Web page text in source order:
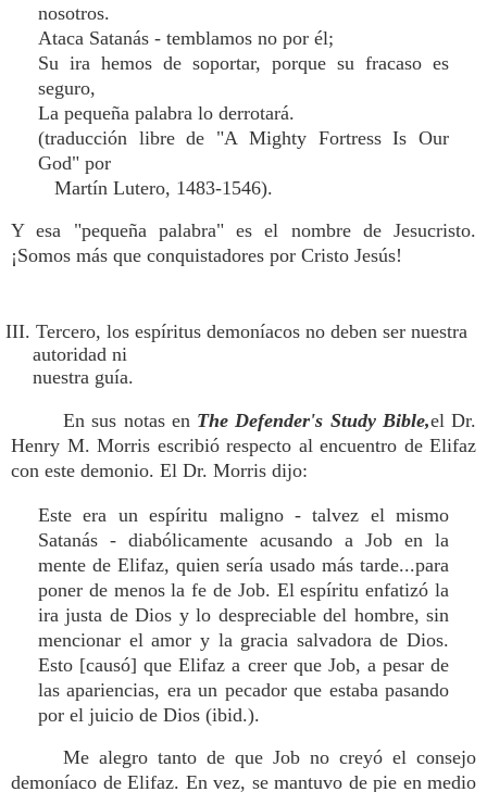
nosotros.
Ataca Satanás - temblamos no por él;
Su ira hemos de soportar, porque su fracaso es
seguro,
La pequeña palabra lo derrotará.
(traducción libre de "A Mighty Fortress Is Our
God" por
Martín Lutero, 1483-1546).
Y esa "pequeña palabra" es el nombre de Jesucristo.
¡Somos más que conquistadores por Cristo Jesús!
III. Tercero, los espíritus demoníacos no deben ser nuestra
autoridad ni
nuestra guía.
En sus notas en The Defender's Study Bible,el Dr.
Henry M. Morris escribió respecto al encuentro de Elifaz
con este demonio. El Dr. Morris dijo:
Este era un espíritu maligno - talvez el mismo
Satanás - diabólicamente acusando a Job en la
mente de Elifaz, quien sería usado más tarde...para
poner de menos la fe de Job. El espíritu enfatizó la
ira justa de Dios y lo despreciable del hombre, sin
mencionar el amor y la gracia salvadora de Dios.
Esto [causó] que Elifaz a creer que Job, a pesar de
las apariencias, era un pecador que estaba pasando
por el juicio de Dios (ibid.).
Me alegro tanto de que Job no creyó el consejo
demoníaco de Elifaz. En vez, se mantuvo de pie en medio